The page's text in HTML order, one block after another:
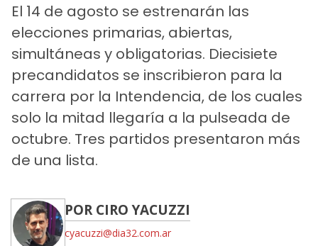
El 14 de agosto se estrenarán las
elecciones primarias, abiertas,
simultáneas y obligatorias. Diecisiete
precandidatos se inscribieron para la
carrera por la Intendencia, de los cuales
solo la mitad llegaría a la pulseada de
octubre. Tres partidos presentaron más
de una lista.
POR CIRO YACUZZI
cyacuzzi@dia32.com.ar